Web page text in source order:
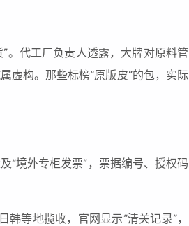
。代工厂负责人透露，大牌对原料管
虚构。那些标榜“原版皮”的包，实际
“境外专柜发票”，票据编号、授权码
等地揽收，官网显示“清关记录”，